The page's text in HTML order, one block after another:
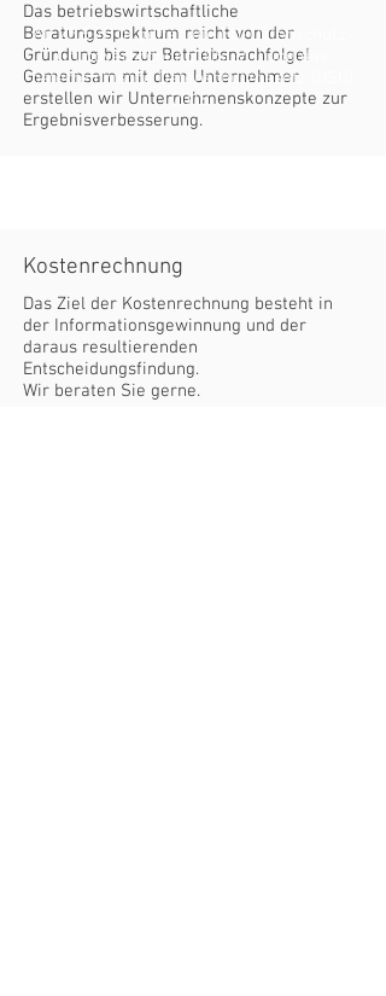
Das betriebswirtschaftliche
Beratungsspektrum reicht von der
Gründung bis zur Betriebsnachfolge!
Gemeinsam mit dem Unternehmer
erstellen wir Unternehmenskonzepte zur
Ergebnisverbesserung.
Ab25.5.2018gelten die EU-Datenschutz-
Grundverordnung (DSGVO) und das
österreichische Datenschutzgesetz (DSG)
2018.
Kostenrechnung
Das Ziel der Kostenrechnung besteht in
der Informationsgewinnung und der
daraus resultierenden
Entscheidungsfindung.
Wir beraten Sie gerne.